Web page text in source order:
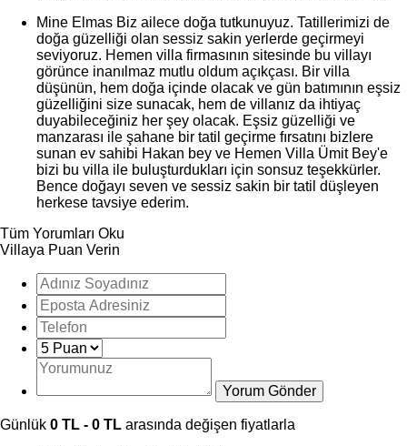
Mine Elmas Biz ailece doğa tutkunuyuz. Tatillerimizi de
doğa güzelliği olan sessiz sakin yerlerde geçirmeyi
seviyoruz. Hemen villa firmasının sitesinde bu villayı
görünce inanılmaz mutlu oldum açıkçası. Bir villa
düşünün, hem doğa içinde olacak ve gün batımının eşsiz
güzelliğini size sunacak, hem de villanız da ihtiyaç
duyabileceğiniz her şey olacak. Eşsiz güzelliği ve
manzarası ile şahane bir tatil geçirme fırsatını bizlere
sunan ev sahibi Hakan bey ve Hemen Villa Ümit Bey'e
bizi bu villa ile buluşturdukları için sonsuz teşekkürler.
Bence doğayı seven ve sessiz sakin bir tatil düşleyen
herkese tavsiye ederim.
Tüm Yorumları Oku
Villaya Puan Verin
Günlük 0 TL - 0 TL arasında değişen fiyatlarla